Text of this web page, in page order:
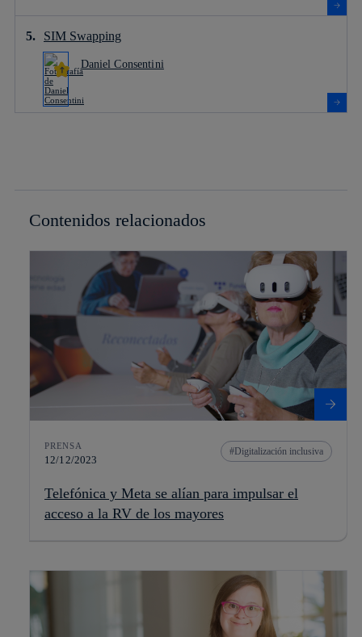
SIM Swapping
Daniel Consentini
Contenidos relacionados
PRENSA
12/12/2023
Digitalización inclusiva
Telefónica y Meta se alían para impulsar el
acceso a la RV de los mayores